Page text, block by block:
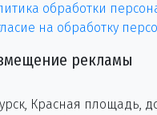
обработки
на обработку
рекламы
Красная площадь,